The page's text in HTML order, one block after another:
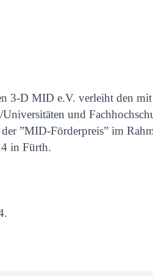
3-D MID e.V. verleiht den
und
”MID-Förderpreis” im
in Fürth.